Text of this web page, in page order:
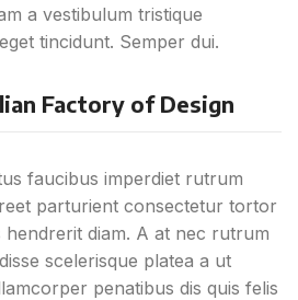
a vestibulum tristique
tincidunt. Semper dui.
Factory of Design
faucibus imperdiet rutrum
parturient consectetur tortor
hendrerit diam. A at nec rutrum
scelerisque platea a ut
penatibus dis quis felis